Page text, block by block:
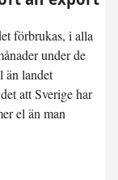
förbrukas, i alla
under de
än landet
att Sverige har
el än man